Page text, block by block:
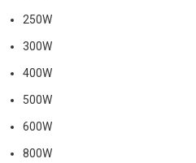
250W
300W
400W
500W
600W
800W